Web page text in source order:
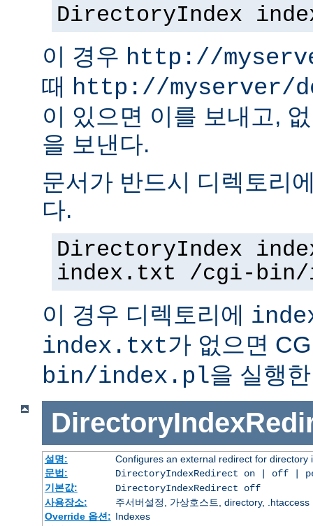
DirectoryIndex
이 경우 http://
때 http://myserver/
이 있으면 이를 보내고,
을 보낸다.
문서가 반드시 디렉토리
다.
DirectoryIndex
index.txt /cgi-bin/
이 경우 디렉토리에
index.txt가 없으면
bin/index.pl을 실행
설명:
Configures an external redirect for directory
문법:
DirectoryIndexRedirect on | off |
기본값:
DirectoryIndexRedirect off
사용장소:
주서버설정, 가상호스트, directory, .htaccess
Override 옵션: Indexes